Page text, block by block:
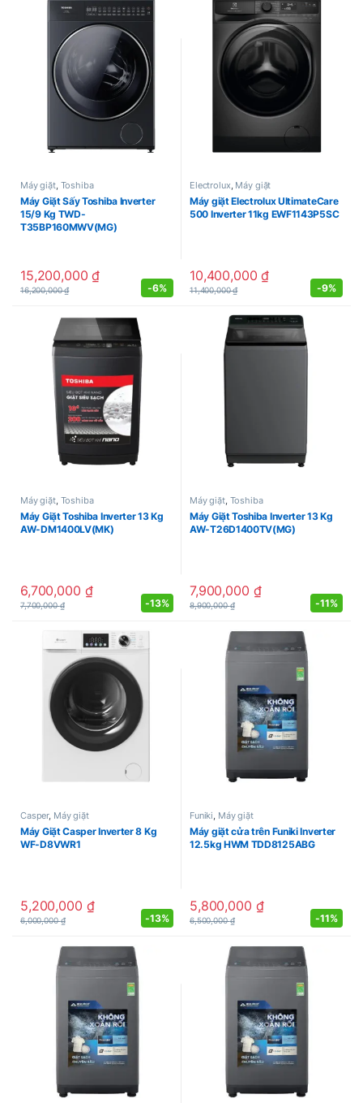
Máy giặt, Toshiba
Máy Giặt Sấy Toshiba Inverter
15/9 Kg TWD-
T35BP160MWV(MG)
15,200,000₫
16,200,000₫ -6%
Electrolux, Máy giặt
Máy giặt Electrolux UltimateCare
500 Inverter 11kg EWF1143P5SC
10,400,000₫
11,400,000₫ -9%
Máy giặt, Toshiba
Máy Giặt Toshiba Inverter 13 Kg
AW-DM1400LV(MK)
6,700,000 ₫
7,700,000₫ -13%
Máy giặt, Toshiba
Máy Giặt Toshiba Inverter 13 Kg
AW-T26D1400TV(MG)
7,900,000 ₫
8,900,000₫ -11%
Casper, Máy giặt
Máy Giặt Casper Inverter 8 Kg
WF-D8VWR1
5,200,000 ₫
6,000,000₫ -13%
Funiki, Máy giặt
Máy giặt cửa trên Funiki Inverter
12.5kg HWM TDD8125ABG
5,800,000 ₫
6,500,000₫ -11%